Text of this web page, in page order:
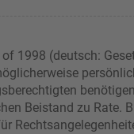
1998 (deutsch:
Beistand zu Rate.